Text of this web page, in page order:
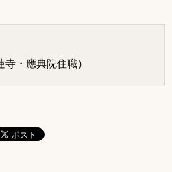
寺・應典院住職）